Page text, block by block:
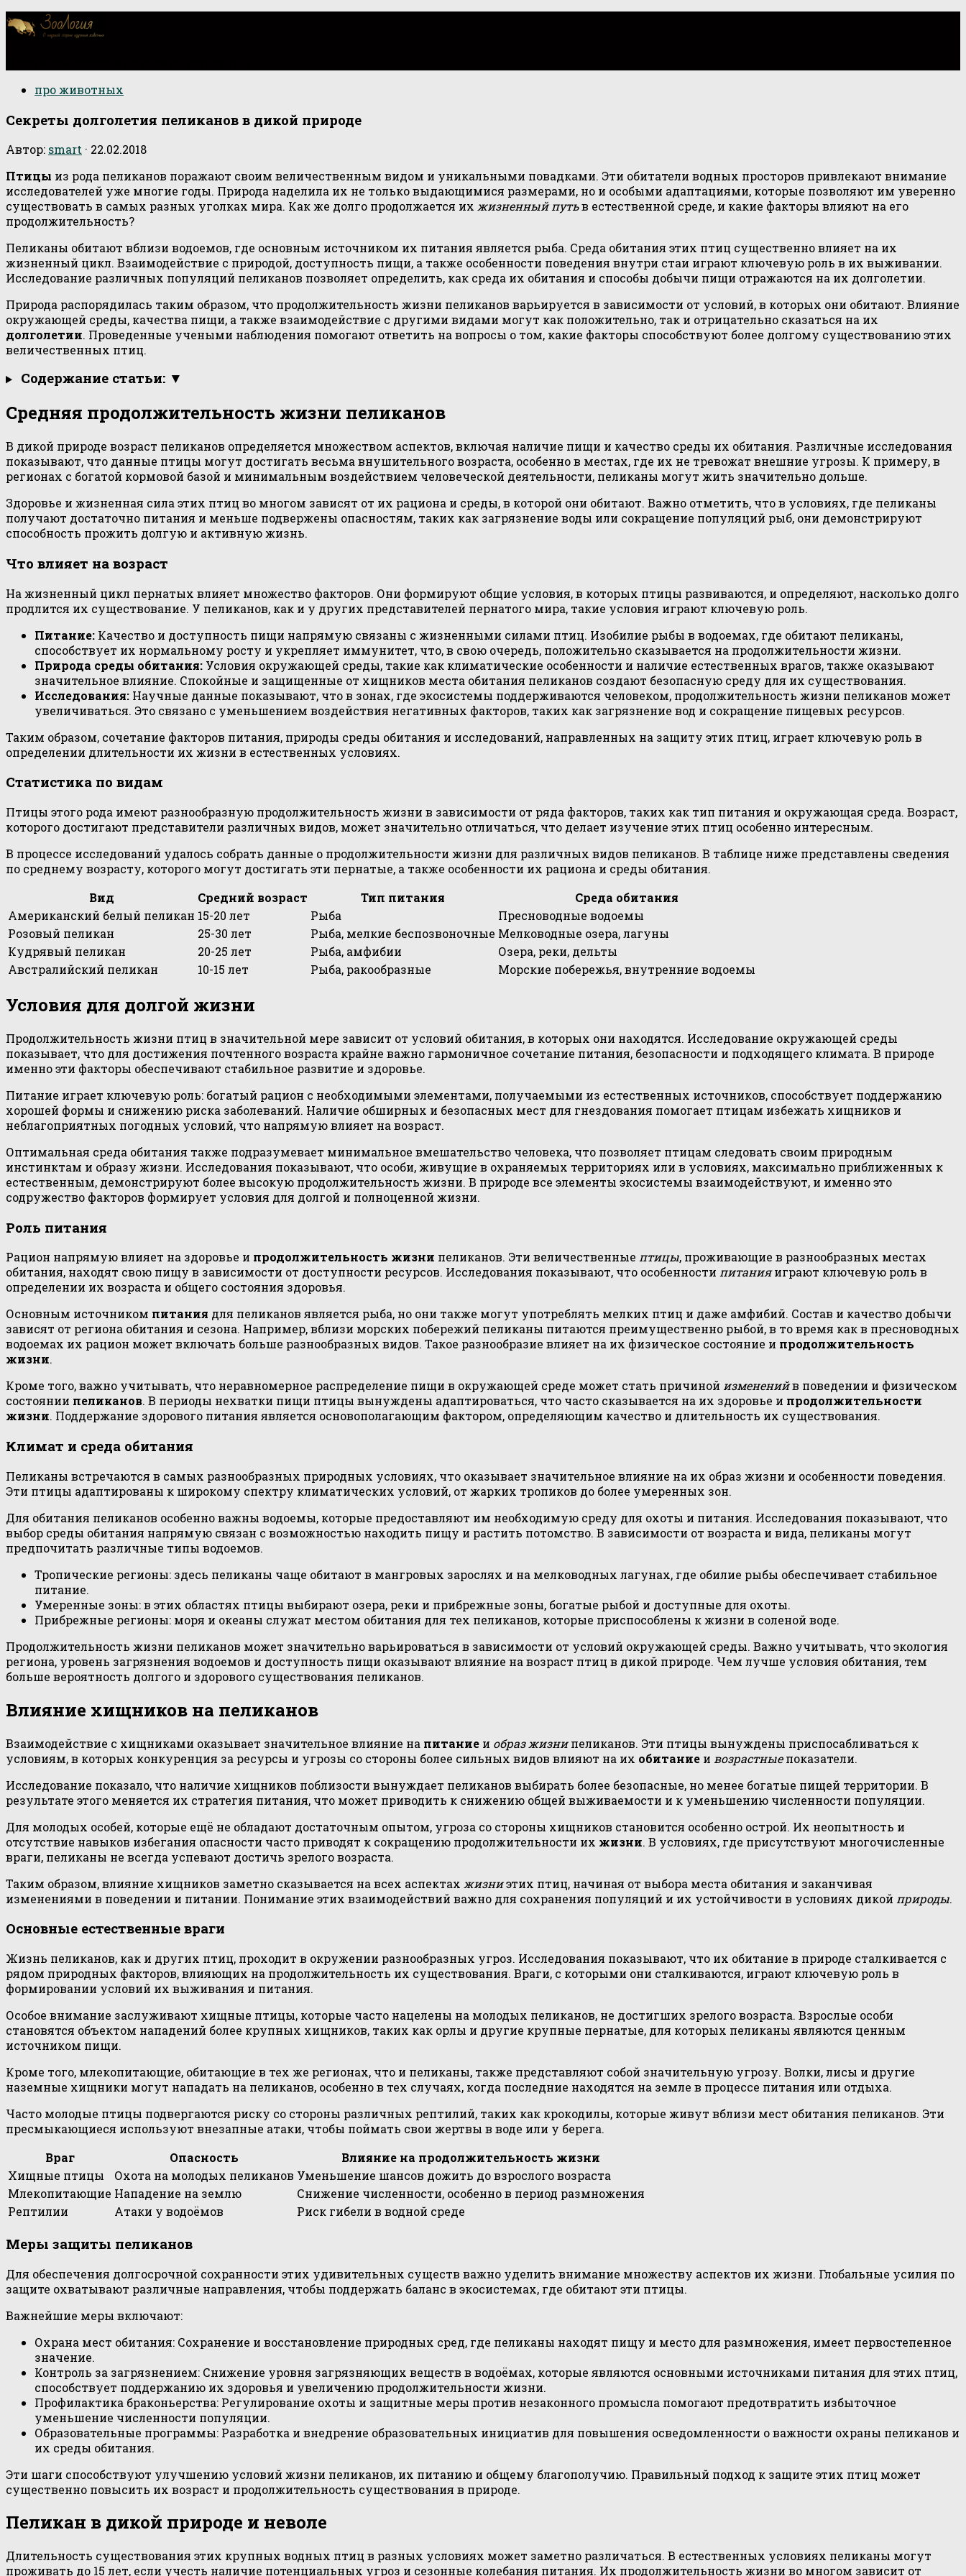
про животных
Секреты долголетия пеликанов в дикой природе
Автор: smart · 22.02.2018
Птицы из рода пеликанов поражают своим величественным видом и уникальными повадками. Эти обитатели водных просторов привлекают внимание
исследователей уже многие годы. Природа наделила их не только выдающимися размерами, но и особыми адаптациями, которые позволяют им уверенно
существовать в самых разных уголках мира. Как же долго продолжается их жизненный путьв естественной среде, и какие факторы влияют на его
продолжительность?
Пеликаны обитают вблизи водоемов, где основным источником их питания является рыба. Среда обитания этих птиц существенно влияет на их
жизненный цикл. Взаимодействие с природой, доступность пищи, а также особенности поведения внутри стаи играют ключевую роль в их выживании.
Исследование различных популяций пеликанов позволяет определить, как среда их обитания и способы добычи пищи отражаются на их долголетии.
Природа распорядилась таким образом, что продолжительность жизни пеликанов варьируется в зависимости от условий, в которых они обитают. Влияние
окружающей среды, качества пищи, а также взаимодействие с другими видами могут как положительно, так и отрицательно сказаться на их
долголетии. Проведенные учеными наблюдения помогают ответить на вопросы о том, какие факторы способствуют более долгому существованию этих
величественных птиц.
Содержание статьи: ▼
Средняя продолжительность жизни пеликанов
В дикой природе возраст пеликанов определяется множеством аспектов, включая наличие пищи и качество среды их обитания. Различные исследования
показывают, что данные птицы могут достигать весьма внушительного возраста, особенно в местах, где их не тревожат внешние угрозы. К примеру, в
регионах с богатой кормовой базой и минимальным воздействием человеческой деятельности, пеликаны могут жить значительно дольше.
Здоровье и жизненная сила этих птиц во многом зависят от их рациона и среды, в которой они обитают. Важно отметить, что в условиях, где пеликаны
получают достаточно питания и меньше подвержены опасностям, таких как загрязнение воды или сокращение популяций рыб, они демонстрируют
способность прожить долгую и активную жизнь.
Что влияет на возраст
На жизненный цикл пернатых влияет множество факторов. Они формируют общие условия, в которых птицы развиваются, и определяют, насколько долго
продлится их существование. У пеликанов, как и у других представителей пернатого мира, такие условия играют ключевую роль.
Питание: Качество и доступность пищи напрямую связаны с жизненными силами птиц. Изобилие рыбы в водоемах, где обитают пеликаны,
способствует их нормальному росту и укрепляет иммунитет, что, в свою очередь, положительно сказывается на продолжительности жизни.
Природа среды обитания: Условия окружающей среды, такие как климатические особенности и наличие естественных врагов, также оказывают
значительное влияние. Спокойные и защищенные от хищников места обитания пеликанов создают безопасную среду для их существования.
Исследования: Научные данные показывают, что в зонах, где экосистемы поддерживаются человеком, продолжительность жизни пеликанов может
увеличиваться. Это связано с уменьшением воздействия негативных факторов, таких как загрязнение вод и сокращение пищевых ресурсов.
Таким образом, сочетание факторов питания, природы среды обитания и исследований, направленных на защиту этих птиц, играет ключевую роль в
определении длительности их жизни в естественных условиях.
Статистика по видам
Птицы этого рода имеют разнообразную продолжительность жизни в зависимости от ряда факторов, таких как тип питания и окружающая среда. Возраст,
которого достигают представители различных видов, может значительно отличаться, что делает изучение этих птиц особенно интересным.
В процессе исследований удалось собрать данные о продолжительности жизни для различных видов пеликанов. В таблице ниже представлены сведения
по среднему возрасту, которого могут достигать эти пернатые, а также особенности их рациона и среды обитания.
Вид
Средний возраст Тип питания
Среда обитания
Американский белый пеликан 15-20 лет Рыба
Пресноводные водоемы
Розовый пеликан
25-30 лет Рыба, мелкие беспозвоночные Мелководные озера, лагуны
Кудрявый пеликан
20-25 лет Рыба, амфибии
Озера, реки, дельты
Австралийский пеликан
10-15 лет Рыба, ракообразные Морские побережья, внутренние водоемы
Условия для долгой жизни
Продолжительность жизни птиц в значительной мере зависит от условий обитания, в которых они находятся. Исследование окружающей среды
показывает, что для достижения почтенного возраста крайне важно гармоничное сочетание питания, безопасности и подходящего климата. В природе
именно эти факторы обеспечивают стабильное развитие и здоровье.
Питание играет ключевую роль: богатый рацион с необходимыми элементами, получаемыми из естественных источников, способствует поддержанию
хорошей формы и снижению риска заболеваний. Наличие обширных и безопасных мест для гнездования помогает птицам избежать хищников и
неблагоприятных погодных условий, что напрямую влияет на возраст.
Оптимальная среда обитания также подразумевает минимальное вмешательство человека, что позволяет птицам следовать своим природным
инстинктам и образу жизни. Исследования показывают, что особи, живущие в охраняемых территориях или в условиях, максимально приближенных к
естественным, демонстрируют более высокую продолжительность жизни. В природе все элементы экосистемы взаимодействуют, и именно это
содружество факторов формирует условия для долгой и полноценной жизни.
Роль питания
Рацион напрямую влияет на здоровье и продолжительность жизни пеликанов. Эти величественные птицы, проживающие в разнообразных местах
обитания, находят свою пищу в зависимости от доступности ресурсов. Исследования показывают, что особенности питанияиграют ключевую роль в
определении их возраста и общего состояния здоровья.
Основным источником питания для пеликанов является рыба, но они также могут употреблять мелких птиц и даже амфибий. Состав и качество добычи
зависят от региона обитания и сезона. Например, вблизи морских побережий пеликаны питаются преимущественно рыбой, в то время как в пресноводных
водоемах их рацион может включать больше разнообразных видов. Такое разнообразие влияет на их физическое состояние и продолжительность
жизни.
Кроме того, важно учитывать, что неравномерное распределение пищи в окружающей среде может стать причиной измененийв поведении и физическом
состоянии пеликанов. В периоды нехватки пищи птицы вынуждены адаптироваться, что часто сказывается на их здоровье и продолжительности
жизни. Поддержание здорового питания является основополагающим фактором, определяющим качество и длительность их существования.
Климат и среда обитания
Пеликаны встречаются в самых разнообразных природных условиях, что оказывает значительное влияние на их образ жизни и особенности поведения.
Эти птицы адаптированы к широкому спектру климатических условий, от жарких тропиков до более умеренных зон.
Для обитания пеликанов особенно важны водоемы, которые предоставляют им необходимую среду для охоты и питания. Исследования показывают, что
выбор среды обитания напрямую связан с возможностью находить пищу и растить потомство. В зависимости от возраста и вида, пеликаны могут
предпочитать различные типы водоемов.
Тропические регионы: здесь пеликаны чаще обитают в мангровых зарослях и на мелководных лагунах, где обилие рыбы обеспечивает стабильное
питание.
Умеренные зоны: в этих областях птицы выбирают озера, реки и прибрежные зоны, богатые рыбой и доступные для охоты.
Прибрежные регионы: моря и океаны служат местом обитания для тех пеликанов, которые приспособлены к жизни в соленой воде.
Продолжительность жизни пеликанов может значительно варьироваться в зависимости от условий окружающей среды. Важно учитывать, что экология
региона, уровень загрязнения водоемов и доступность пищи оказывают влияние на возраст птиц в дикой природе. Чем лучше условия обитания, тем
больше вероятность долгого и здорового существования пеликанов.
Влияние хищников на пеликанов
Взаимодействие с хищниками оказывает значительное влияние на питание и образ жизнипеликанов. Эти птицы вынуждены приспосабливаться к
условиям, в которых конкуренция за ресурсы и угрозы со стороны более сильных видов влияют на их обитание и возрастныепоказатели.
Исследование показало, что наличие хищников поблизости вынуждает пеликанов выбирать более безопасные, но менее богатые пищей территории. В
результате этого меняется их стратегия питания, что может приводить к снижению общей выживаемости и к уменьшению численности популяции.
Для молодых особей, которые ещё не обладают достаточным опытом, угроза со стороны хищников становится особенно острой. Их неопытность и
отсутствие навыков избегания опасности часто приводят к сокращению продолжительности их жизни. В условиях, где присутствуют многочисленные
враги, пеликаны не всегда успевают достичь зрелого возраста.
Таким образом, влияние хищников заметно сказывается на всех аспектах жизниэтих птиц, начиная от выбора места обитания и заканчивая
изменениями в поведении и питании. Понимание этих взаимодействий важно для сохранения популяций и их устойчивости в условиях дикой природы.
Основные естественные враги
Жизнь пеликанов, как и других птиц, проходит в окружении разнообразных угроз. Исследования показывают, что их обитание в природе сталкивается с
рядом природных факторов, влияющих на продолжительность их существования. Враги, с которыми они сталкиваются, играют ключевую роль в
формировании условий их выживания и питания.
Особое внимание заслуживают хищные птицы, которые часто нацелены на молодых пеликанов, не достигших зрелого возраста. Взрослые особи
становятся объектом нападений более крупных хищников, таких как орлы и другие крупные пернатые, для которых пеликаны являются ценным
источником пищи.
Кроме того, млекопитающие, обитающие в тех же регионах, что и пеликаны, также представляют собой значительную угрозу. Волки, лисы и другие
наземные хищники могут нападать на пеликанов, особенно в тех случаях, когда последние находятся на земле в процессе питания или отдыха.
Часто молодые птицы подвергаются риску со стороны различных рептилий, таких как крокодилы, которые живут вблизи мест обитания пеликанов. Эти
пресмыкающиеся используют внезапные атаки, чтобы поймать свои жертвы в воде или у берега.
Враг
Опасность
Влияние на продолжительность жизни
Хищные птицы
Охота на молодых пеликанов Уменьшение шансов дожить до взрослого возраста
Млекопитающие Нападение на землю
Снижение численности, особенно в период размножения
Рептилии
Атаки у водоёмов Риск гибели в водной среде
Меры защиты пеликанов
Для обеспечения долгосрочной сохранности этих удивительных существ важно уделить внимание множеству аспектов их жизни. Глобальные усилия по
защите охватывают различные направления, чтобы поддержать баланс в экосистемах, где обитают эти птицы.
Важнейшие меры включают:
Охрана мест обитания: Сохранение и восстановление природных сред, где пеликаны находят пищу и место для размножения, имеет первостепенное
значение.
Контроль за загрязнением: Снижение уровня загрязняющих веществ в водоёмах, которые являются основными источниками питания для этих птиц,
способствует поддержанию их здоровья и увеличению продолжительности жизни.
Профилактика браконьерства: Регулирование охоты и защитные меры против незаконного промысла помогают предотвратить избыточное
уменьшение численности популяции.
Образовательные программы: Разработка и внедрение образовательных инициатив для повышения осведомленности о важности охраны пеликанов и
их среды обитания.
Эти шаги способствуют улучшению условий жизни пеликанов, их питанию и общему благополучию. Правильный подход к защите этих птиц может
существенно повысить их возраст и продолжительность существования в природе.
Пеликан в дикой природе и неволе
Длительность существования этих крупных водных птиц в разных условиях может заметно различаться. В естественных условиях пеликаны могут
проживать до 15 лет, если учесть наличие потенциальных угроз и сезонные колебания питания. Их продолжительность жизни во многом зависит от